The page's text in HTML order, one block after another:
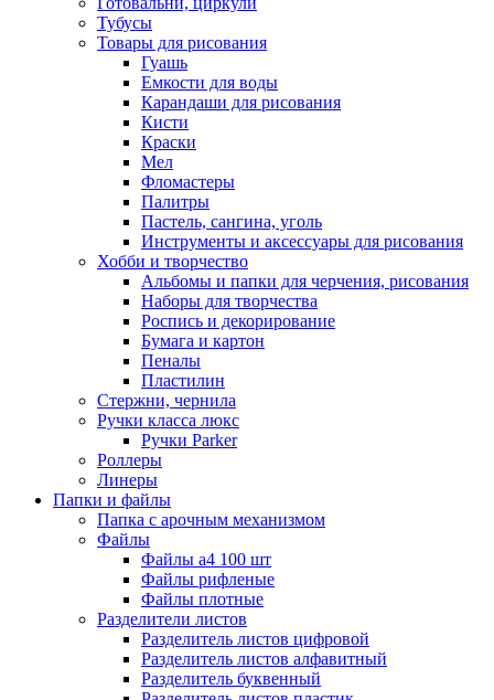
Тубусы
Товары для рисования
Гуашь
Емкости для воды
Карандаши для рисования
Кисти
Краски
Мел
Фломастеры
Палитры
Пастель, сангина, уголь
Инструменты и аксессуары для рисования
Хобби и творчество
Альбомы и папки для черчения, рисования
Наборы для творчества
Роспись и декорирование
Бумага и картон
Пеналы
Пластилин
Стержни, чернила
Ручки класса люкс
Ручки Parker
Роллеры
Линеры
Папки и файлы
Папка с арочным механизмом
Файлы
Файлы а4 100 шт
Файлы рифленые
Файлы плотные
Разделители листов
Разделитель листов цифровой
Разделитель листов алфавитный
Разделитель буквенный